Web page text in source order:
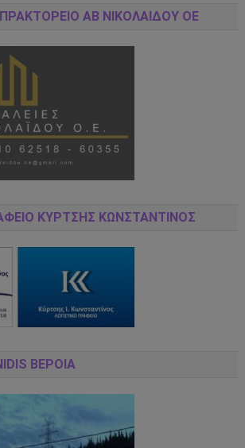
ΑΒ ΝΙΚΟΛΑΙΔΟΥ ΟΕ
ΚΎΡΤΣΗΣ ΚΩΝΣΤΑΝΤΊΝΟΣ
ΒΕΡΟΙΑ